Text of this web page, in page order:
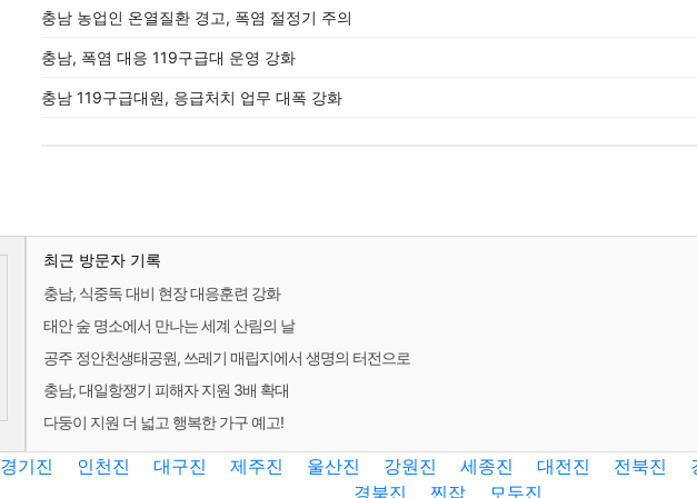
충남 농업인 온열질환 경고, 폭염 절정기 주의
충남, 폭염 대응 119구급대 운영 강화
충남 119구급대원, 응급처치 업무 대폭 강화
최근 방문자 기록
충남, 식중독 대비 현장 대응훈련 강화
태안 숲 명소에서 만나는 세계 산림의 날
공주 정안천생태공원, 쓰레기 매립지에서 생명의 터전으로
충남, 대일항쟁기 피해자 지원 3배 확대
다둥이 지원 더 넓고 행복한 가구 예고!
경기진 인천진 대구진 제주진 울산진 강원진 세종진 대전진 전북진
경북진
찐잡 모두진